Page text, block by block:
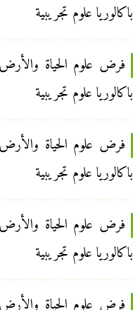
باكالوريا علوم تجريبية
باكالوريا علوم تجريبية
باكالوريا علوم تجريبية
باكالوريا علوم تجريبية